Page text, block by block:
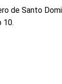
de Santo
10.